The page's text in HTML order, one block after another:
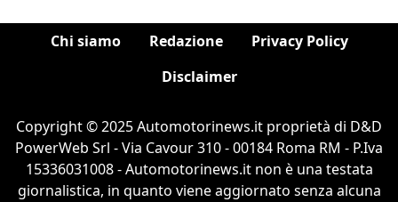
Chi siamo Redazione
Privacy Policy
Disclaimer
Copyright © 2025 Automotorinews.it proprietà di D&D
PowerWeb Srl - Via Cavour 310 - 00184 Roma RM - P.Iva
15336031008 - Automotorinews.it non è una testata
giornalistica, in quanto viene aggiornato senza alcuna